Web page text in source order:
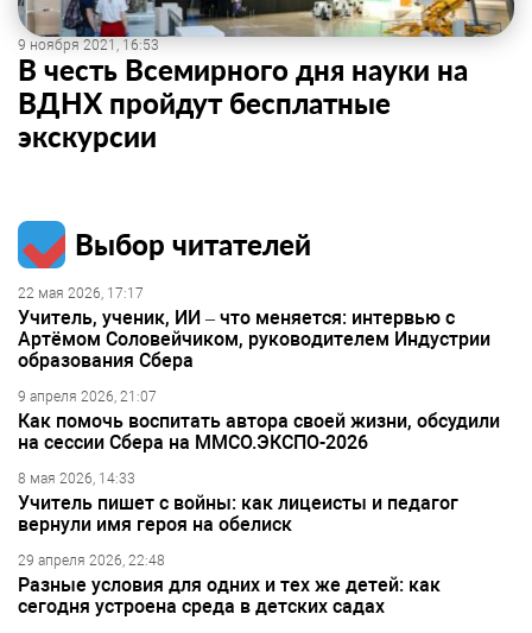
9 ноября 2021, 16:53
В честь Всемирного дня науки на
ВДНХ пройдут бесплатные
экскурсии
Выбор читателей
22 мая 2026, 17:17
Учитель, ученик, ИИ – что меняется: интервью с
Артёмом Соловейчиком, руководителем Индустрии
образования Сбера
9 апреля 2026, 21:07
Как помочь воспитать автора своей жизни, обсудили
на сессии Сбера на ММСО.ЭКСПО-2026
8 мая 2026, 14:33
Учитель пишет с войны: как лицеисты и педагог
вернули имя героя на обелиск
29 апреля 2026, 22:48
Разные условия для одних и тех же детей: как
сегодня устроена среда в детских садах